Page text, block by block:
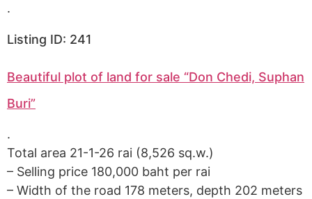
.
Listing ID: 241
Beautiful plot of land for sale “Don Chedi, Suphan
Buri”
.
Total area 21-1-26 rai (8,526 sq.w.)
– Selling price 180,000 baht per rai
– Width of the road 178 meters, depth 202 meters